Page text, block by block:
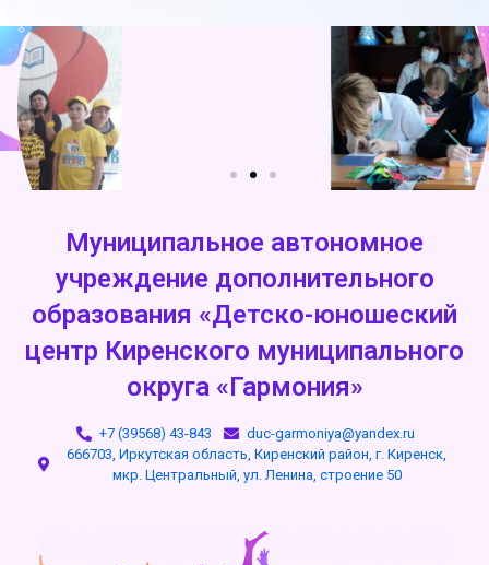
Муниципальное автономное
учреждение дополнительного
образования «Детско-юношеский
центр Киренского муниципального
округа «Гармония»
+7 (39568) 43-843
duc-garmoniya@yandex.ru
666703, Иркутская область, Киренский район, г. Киренск,
мкр. Центральный, ул. Ленина, строение 50